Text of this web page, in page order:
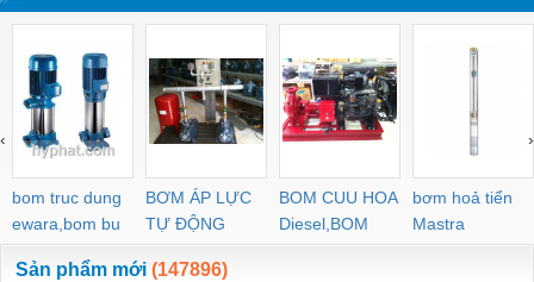
bom truc dung
ewara,bom bu
ewara
BƠM ÁP LỰC
TỰ ĐỘNG
BOM CUU HOA
Diesel,BOM
CHUA CHAY
bơm hoả tiển
Mastra
‹ ›
Sản phẩm mới (147896)